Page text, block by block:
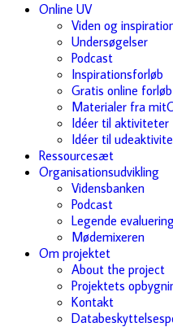
Online UV
Viden og
Undersøgelser
Podcast
Inspirationsforløb
Gratis online forløb
Materialer fra
Idéer til aktiviteter
Idéer til
Ressourcesæt
Organisationsudvikling
Vidensbanken
Podcast
Legende
Mødemixeren
Om projektet
About the project
Projektets
Kontakt